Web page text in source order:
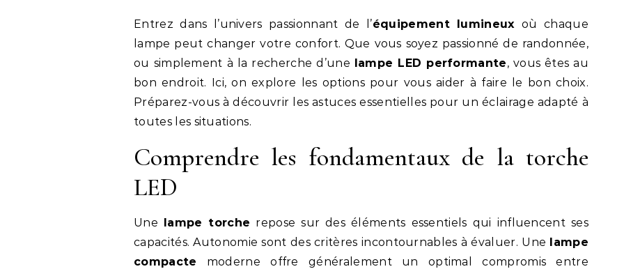
Entrez dans l’univers passionnant de l’équipement lumineux où chaque
lampe peut changer votre confort. Que vous soyez passionné de randonnée,
ou simplement à la recherche d’une lampe LED performante, vous êtes au
bon endroit. Ici, on explore les options pour vous aider à faire le bon choix.
Préparez-vous à découvrir les astuces essentielles pour un éclairage adapté à
toutes les situations.
Comprendre les fondamentaux de la torche
LED
Une lampe torche repose sur des éléments essentiels qui influencent ses
capacités. Autonomie sont des critères incontournables à évaluer. Une lampe
compacte moderne offre généralement un optimal compromis entre